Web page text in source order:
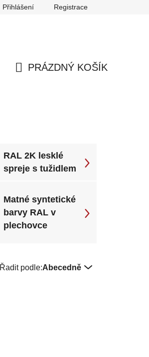
Reklamace Odstoupení od smlouvy
Přihlášení Registrace
PRÁZDNÝ KOŠÍK
RAL 2K lesklé
spreje s tužidlem
Matné syntetické
barvy RAL v
plechovce
Řadit podle:Abecedně